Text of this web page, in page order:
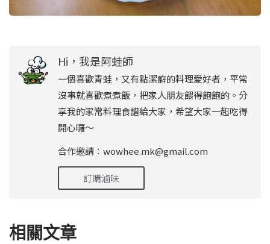
Hi，我是阿蛙師
一個喜歡青蛙，又有點潔癖的料理愛好者，平常
沒事就喜歡煮煮飯，把家人朋友餵得飽飽的。分
享我的家常料理食譜給大家，希望大家一起吃得
開心囉～
合作邀請：wowhee.mk@gmail.com
訂購滷味
相關文章